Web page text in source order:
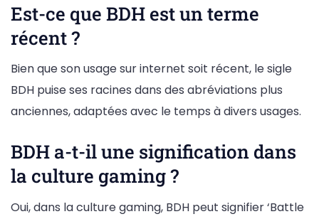
Est-ce que BDH est un terme
récent ?
Bien que son usage sur internet soit récent, le sigle
BDH puise ses racines dans des abréviations plus
anciennes, adaptées avec le temps à divers usages.
BDH a-t-il une signification dans
la culture gaming ?
Oui, dans la culture gaming, BDH peut signifier ‘Battle